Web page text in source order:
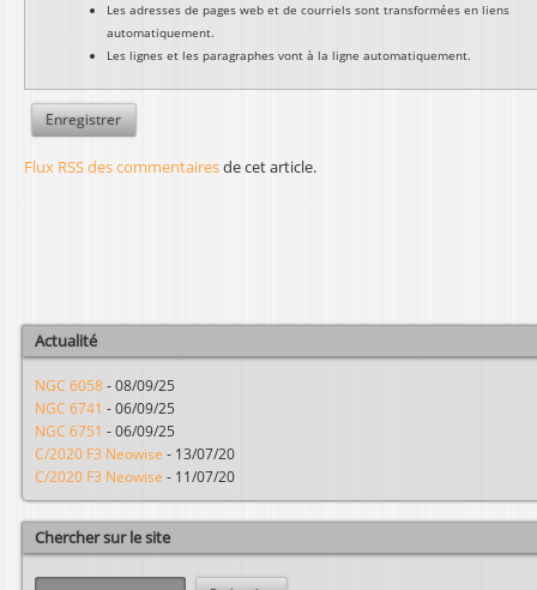
Les adresses de pages web et de courriels sont transformées en liens
automatiquement.
Les lignes et les paragraphes vont à la ligne automatiquement.
Flux RSS des commentairesde cet article.
Actualité
NGC 6058 - 08/09/25
NGC 6741 - 06/09/25
NGC 6751 - 06/09/25
C/2020 F3 Neowise - 13/07/20
C/2020 F3 Neowise - 11/07/20
Chercher sur le site
R